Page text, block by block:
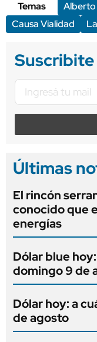
Temas
Alberto
Causa Vialidad
Últimas
El rincón
conocido que
energías
Dólar blue
domingo 9 de
Dólar hoy: a
de agosto